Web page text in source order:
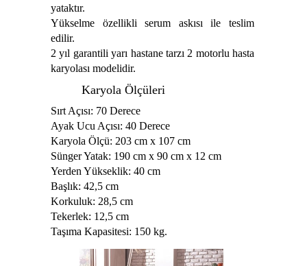
yataktır.
Yükselme özellikli serum askısı ile teslim
edilir.
2 yıl garantili yarı hastane tarzı 2 motorlu hasta
karyolası modelidir.
Karyola Ölçüleri
Sırt Açısı: 70 Derece
Ayak Ucu Açısı: 40 Derece
Karyola Ölçü: 203 cm x 107 cm
Sünger Yatak: 190 cm x 90 cm x 12 cm
Yerden Yükseklik: 40 cm
Başlık: 42,5 cm
Korkuluk: 28,5 cm
Tekerlek: 12,5 cm
Taşıma Kapasitesi: 150 kg.